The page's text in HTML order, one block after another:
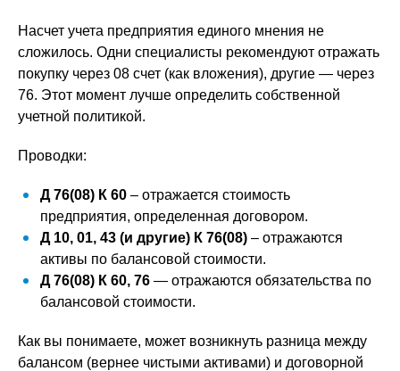
Насчет учета предприятия единого мнения не
сложилось. Одни специалисты рекомендуют отражать
покупку через 08 счет (как вложения), другие — через
76. Этот момент лучше определить собственной
учетной политикой.
Проводки:
Д 76(08) К 60 – отражается стоимость
предприятия, определенная договором.
Д 10, 01, 43 (и другие) К 76(08) – отражаются
активы по балансовой стоимости.
Д 76(08) К 60, 76 — отражаются обязательства по
балансовой стоимости.
Как вы понимаете, может возникнуть разница между
балансом (вернее чистыми активами) и договорной